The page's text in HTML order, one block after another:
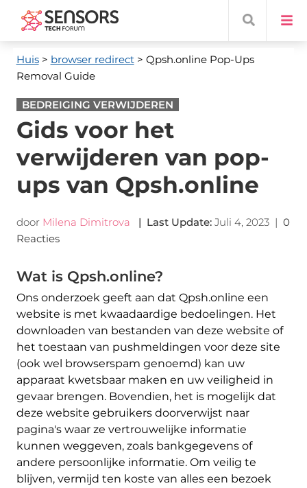
Huis> browser redirect > Qpsh.online Pop-Ups
Removal Guide
BEDREIGING VERWIJDEREN
Gids voor het
verwijderen van pop-
ups van Qpsh.online
door Milena Dimitrova | Last Update: Juli 4, 2023| 0
Reacties
Wat is Qpsh.online?
Ons onderzoek geeft aan dat Qpsh.online een
website is met kwaadaardige bedoelingen. Het
downloaden van bestanden van deze website of
het toestaan van pushmeldingen voor deze site
(ook wel browserspam genoemd) kan uw
apparaat kwetsbaar maken en uw veiligheid in
gevaar brengen. Bovendien, het is mogelijk dat
deze website gebruikers doorverwijst naar
pagina's waar ze vertrouwelijke informatie
kunnen weggeven, zoals bankgegevens of
andere persoonlijke informatie. Om veilig te
blijven, vermijd ten koste van alles een bezoek